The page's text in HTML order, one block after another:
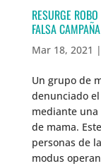
RESURGE
FALSA
Mar 18, 2021 |
Un grupo de
denunciado
mediante una
de mama.
personas de
modus